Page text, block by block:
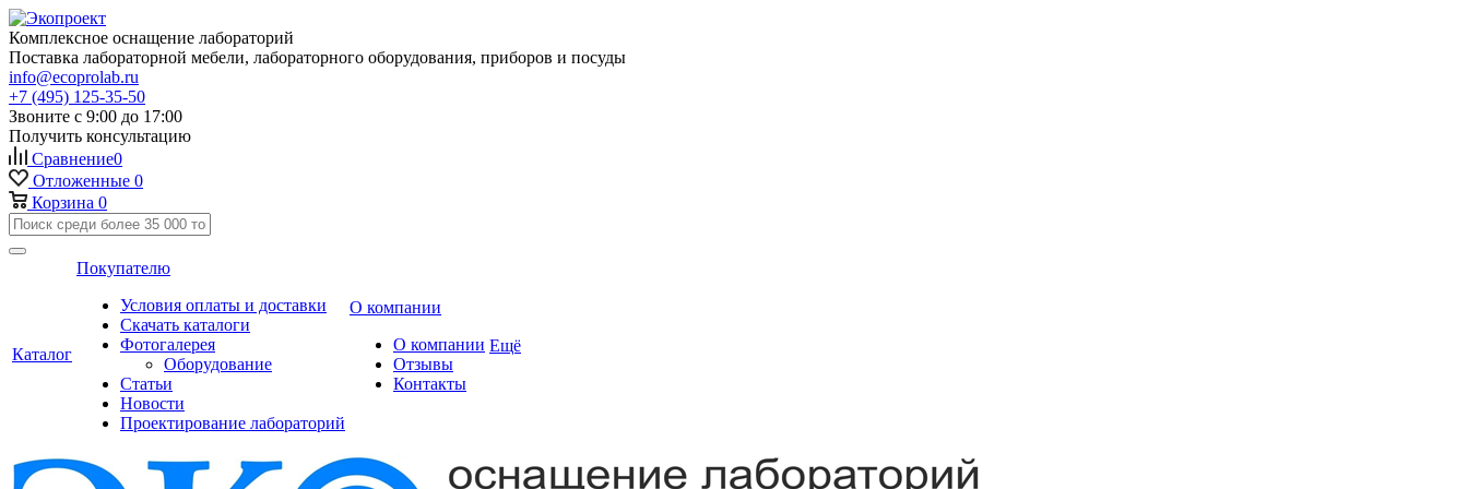
Комплексное оснащение лабораторий
Поставка лабораторной мебели, лабораторного оборудования, приборов и посуды
info@ecoprolab.ru
+7 (495) 125-35-50
Звоните с 9:00 до 17:00
Получить консультацию
Сравнение0
Отложенные 0
Корзина 0
Каталог
Покупателю
Условия оплаты и доставки
Скачать каталоги
Фотогалерея
Оборудование
Статьи
Новости
Проектирование лабораторий
О компании
О компании
Отзывы
Контакты
Ещё